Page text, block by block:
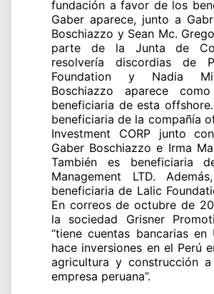
fundación a favor de los
Gaber aparece, junto a
Boschiazzo y Sean Mc.
parte de la Junta de
resolvería discordias de
Foundation y Nadia
Boschiazzo aparece
beneficiaria de esta
beneficiaria de la compañía
Investment CORP junto
Gaber Boschiazzo e Irma
También es beneficiaria
Management LTD.
beneficiaria de Lalic
En correos de octubre de
la sociedad Grisner
“tiene cuentas bancarias en
hace inversiones en el Perú
agricultura y construcción
empresa peruana”.